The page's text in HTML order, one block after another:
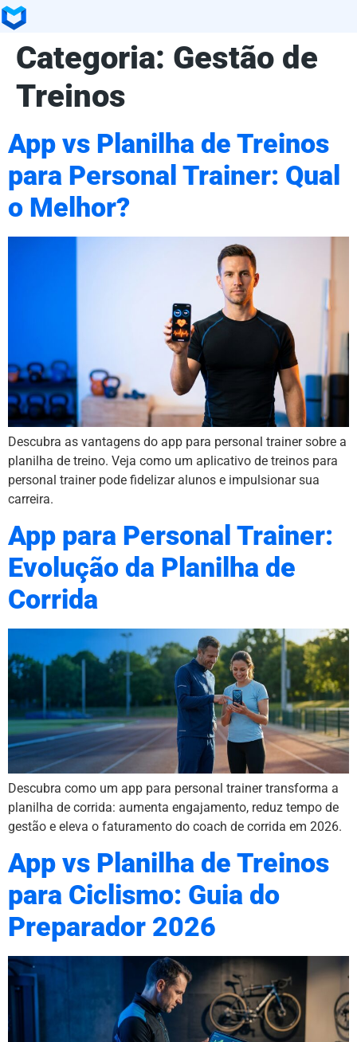
Categoria: Gestão de
Treinos
App vs Planilha de Treinos
para Personal Trainer: Qual
o Melhor?
Descubra as vantagens do app para personal trainer sobre a
planilha de treino. Veja como um aplicativo de treinos para
personal trainer pode fidelizar alunos e impulsionar sua
carreira.
App para Personal Trainer:
Evolução da Planilha de
Corrida
Descubra como um app para personal trainer transforma a
planilha de corrida: aumenta engajamento, reduz tempo de
gestão e eleva o faturamento do coach de corrida em 2026.
App vs Planilha de Treinos
para Ciclismo: Guia do
Preparador 2026